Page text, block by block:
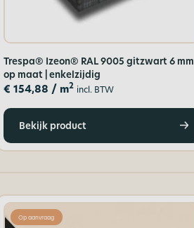
Trespa® Izeon® RAL 9005 gitzwart 6 mm |
op maat | enkelzijdig
€ 154,88 / m2 incl. BTW
Bekijk product
Op aanvraag